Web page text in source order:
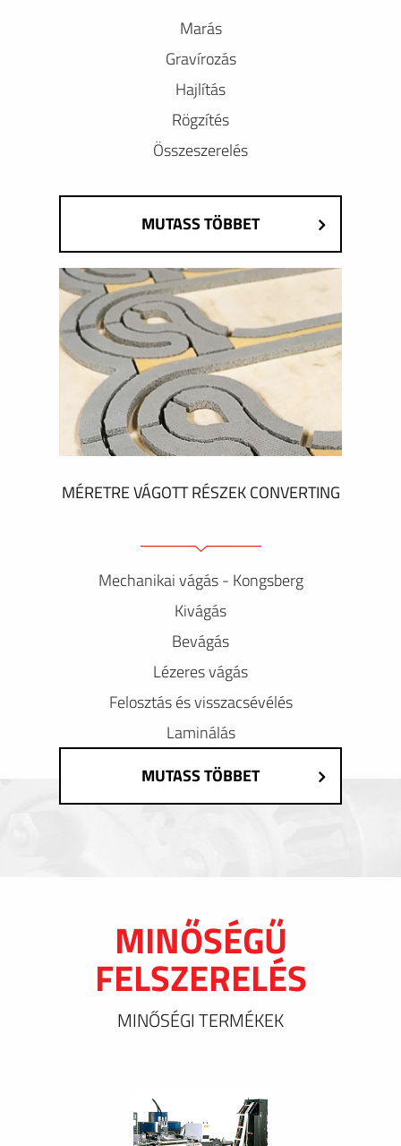
Marás
Gravírozás
Hajlítás
Rögzítés
Összeszerelés
MUTASS TÖBBET
MÉRETRE VÁGOTT RÉSZEK CONVERTING
Mechanikai vágás - Kongsberg
Kivágás
Bevágás
Lézeres vágás
Felosztás és visszacsévélés
Laminálás
MUTASS TÖBBET
MINŐSÉGŰ
FELSZERELÉS
MINŐSÉGI TERMÉKEK